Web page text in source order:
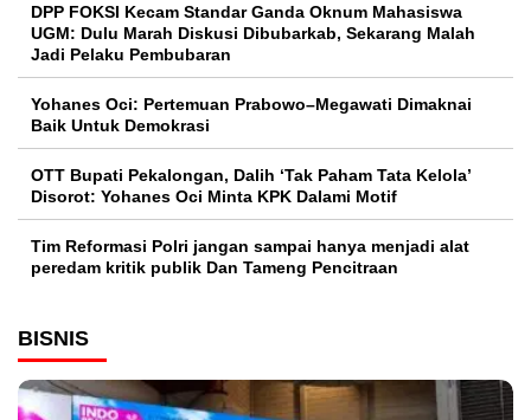
DPP FOKSI Kecam Standar Ganda Oknum Mahasiswa
UGM: Dulu Marah Diskusi Dibubarkab, Sekarang Malah
Jadi Pelaku Pembubaran
Yohanes Oci: Pertemuan Prabowo–Megawati Dimaknai
Baik Untuk Demokrasi
OTT Bupati Pekalongan, Dalih ‘Tak Paham Tata Kelola’
Disorot: Yohanes Oci Minta KPK Dalami Motif
Tim Reformasi Polri jangan sampai hanya menjadi alat
peredam kritik publik Dan Tameng Pencitraan
BISNIS